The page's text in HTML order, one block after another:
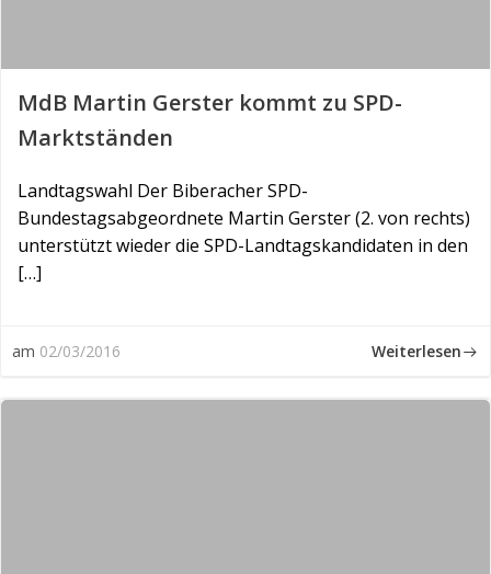
MdB Martin Gerster kommt zu SPD-
Marktständen
Landtagswahl Der Biberacher SPD-
Bundestagsabgeordnete Martin Gerster (2. von rechts)
unterstützt wieder die SPD-Landtagskandidaten in den
[…]
am 02/03/2016 Weiterlesen